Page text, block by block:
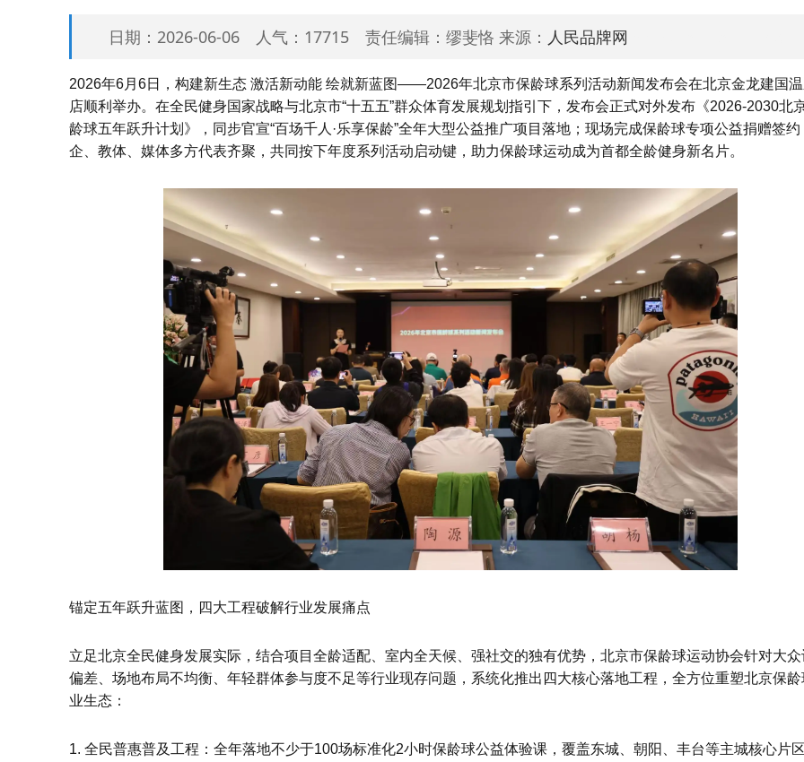
日期：2026-06-06 人气：17715 责任编辑：缪斐恪 来源： 人民品牌网
2026年6月6日，构建新生态 激活新动能 绘就新蓝图——2026年北京市保龄球系列活动新闻发布会在北京金龙建国
店顺利举办。在全民健身国家战略与北京市“十五五”群众体育发展规划指引下，发布会正式对外发布《2026-2030北
龄球五年跃升计划》，同步官宣“百场千人·乐享保龄”全年大型公益推广项目落地；现场完成保龄球专项公益捐赠签约
企、教体、媒体多方代表齐聚，共同按下年度系列活动启动键，助力保龄球运动成为首都全龄健身新名片。
锚定五年跃升蓝图，四大工程破解行业发展痛点
立足北京全民健身发展实际，结合项目全龄适配、室内全天候、强社交的独有优势，北京市保龄球运动协会针对大
偏差、场地布局不均衡、年轻群体参与度不足等行业现存问题，系统化推出四大核心落地工程，全方位重塑北京保
业生态：
1. 全民普惠普及工程：全年落地不少于100场标准化2小时保龄球公益体验课，覆盖东城、朝阳、丰台等主城核心片